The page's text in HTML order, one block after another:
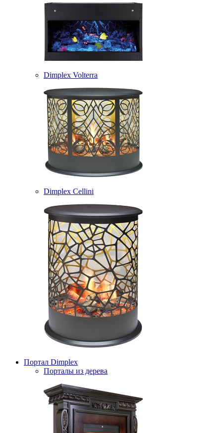
Dimplex Volterra
Dimplex Cellini
Портал Dimplex
Порталы из дерева